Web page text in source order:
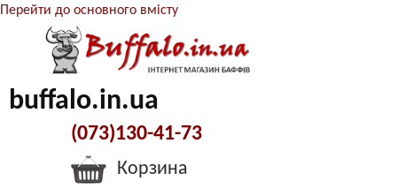
Перейти до основного вмісту
buffalo.in.ua
(073)130-41-73
Корзина